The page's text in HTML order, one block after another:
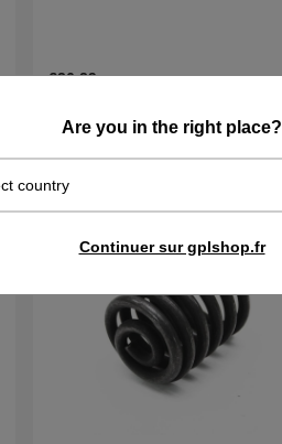
Are you in the right place?
country
Continuer sur gplshop.fr
€26.29
Acheter